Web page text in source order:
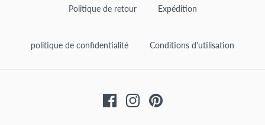
Politique de retour Expédition
politique de confidentialité Conditions d'utilisation
FacebookInstagramPinterest